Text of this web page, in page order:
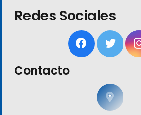
Redes Sociales
Contacto